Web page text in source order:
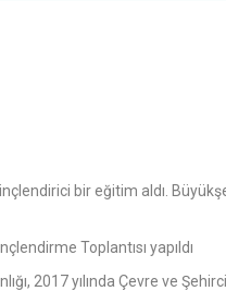
bir eğitim aldı.
Toplantısı yapıldı
2017 yılında Çevre ve